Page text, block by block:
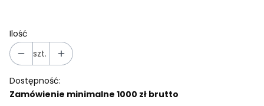
Ilość
szt.
Dostępność:
Zamówienie minimalne 1000 zł brutto